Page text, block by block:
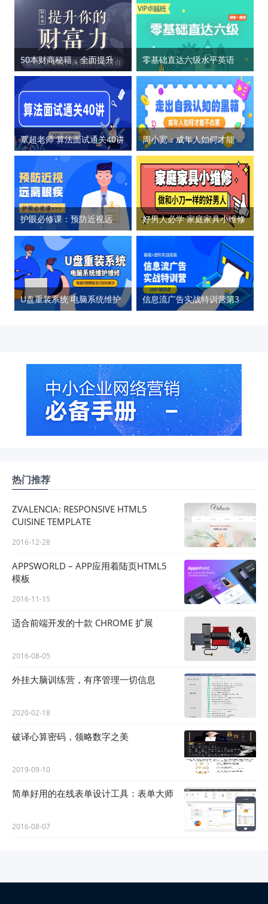
50本财商秘籍，全面提升你的财富力 零基础直达六级水平英语学习
覃超老师 算法面试通关40讲 周小宽：成年人如何才能不心累
护眼必修课：预防近视远离眼疾 好男人必学 家庭家具小维修
U盘重装系统 电脑系统维护 信息流广告实战特训营第37期
热门推荐
ZVALENCIA: RESPONSIVE HTML5
CUISINE TEMPLATE
2016-12-28
APPSWORLD – APP应用着陆页HTML5
模板
2016-11-15
适合前端开发的十款 CHROME 扩展
2016-08-05
外挂大脑训练营，有序管理一切信息
2020-02-18
破译心算密码，领略数字之美
2019-09-10
简单好用的在线表单设计工具：表单大师
2016-08-07